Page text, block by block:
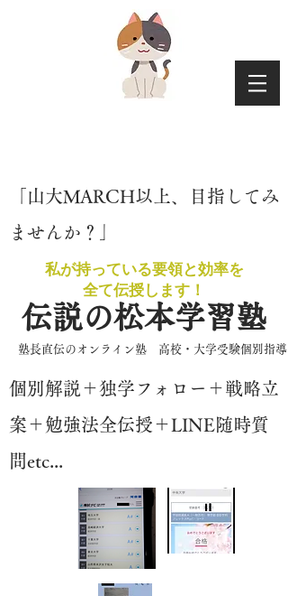
​「山大MARCH以上、目指してみ
ませんか？」
伝説の松本学習塾
私が持っている要領と効率を
​全て伝授します！
​塾長直伝のオンライン塾 高校・大学受験個別指導
​個別解説＋独学フォロー＋戦略立
案＋勉強法全伝授＋LINE随時質
問etc...